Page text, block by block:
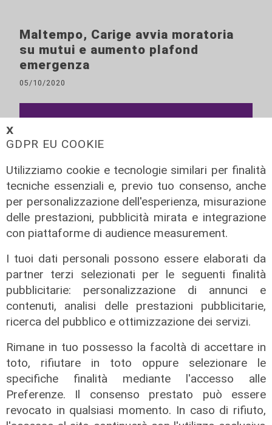
𝗫
GDPR EU COOKIE
Utilizziamo cookie e tecnologie similari per finalità
tecniche essenziali e, previo tuo consenso, anche
per personalizzazione dell'esperienza, misurazione
delle prestazioni, pubblicità mirata e integrazione
con piattaforme di audience measurement.
I tuoi dati personali possono essere elaborati da
partner terzi selezionati per le seguenti finalità
pubblicitarie: personalizzazione di annunci e
contenuti, analisi delle prestazioni pubblicitarie,
ricerca del pubblico e ottimizzazione dei servizi.
Rimane in tuo possesso la facoltà di accettare in
toto, rifiutare in toto oppure selezionare le
specifiche finalità mediante l'accesso alle
Preferenze. Il consenso prestato può essere
revocato in qualsiasi momento. In caso di rifiuto,
Maltempo, Carige avvia moratoria
su mutui e aumento plafond
emergenza
05/10/2020
ALTRE NOTIZIE
Intervento
Ex Ilva, Palombo (rsu Fiom Cgil) a
Telenord: "Cornigliano strategica,